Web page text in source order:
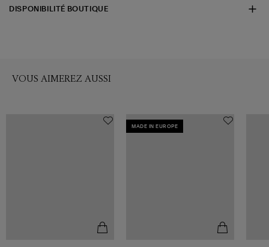
DISPONIBILITÉ BOUTIQUE
VOUS AIMEREZ AUSSI
MADE IN EUROPE